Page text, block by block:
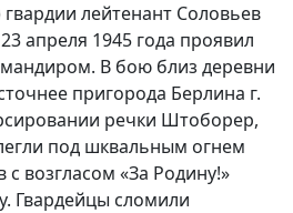
лейтенант Соловьев
апреля 1945 года проявил
В бою близ деревни
пригорода Берлина г.
речки Штоборер,
под шквальным огнем
возгласом «За Родину!»
Гвардейцы сломили